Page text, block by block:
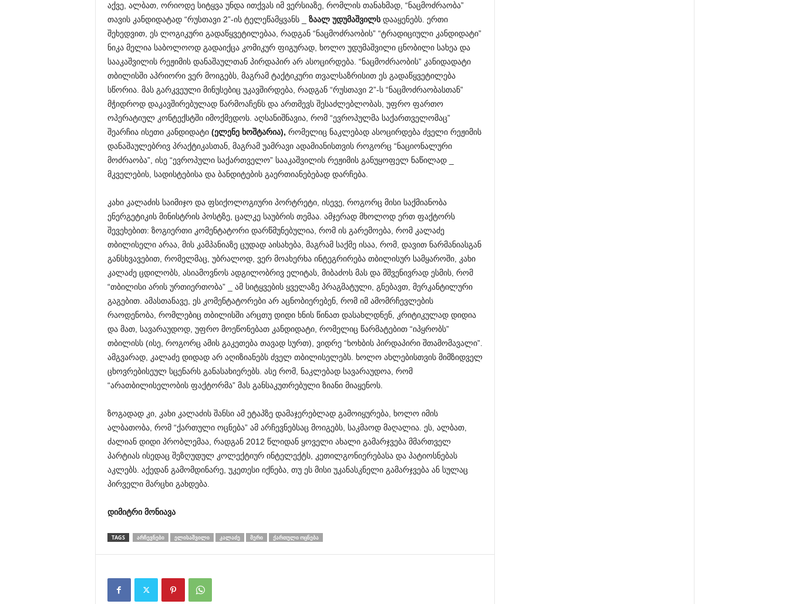
აქვე, ალბათ, ორიოდე სიტყვა უნდა ითქვას იმ ვერსიაზე, რომლის თანახმად, “ნაცმოძრაობა”
თავის კანდიდატად “რუსთავი 2”-ის ტელეწამყვანს _ ზაალ უდუმაშვილსდააყენებს. ერთი
შეხედვით, ეს ლოგიკური გადაწყვეტილებაა, რადგან “ნაცმოძრაობის” “ტრადიციული კანდიდატი”
ნიკა მელია საბოლოოდ გადაიქცა კომიკურ ფიგურად, ხოლო უდუმაშვილი ცნობილი სახეა და
სააკაშვილის რეჟიმის დანაშაულთან პირდაპირ არ ასოცირდება. “ნაცმოძრაობის” კანიდადატი
თბილისში აპრიორი ვერ მოიგებს, მაგრამ ტაქტიკური თვალსაზრისით ეს გადაწყვეტილება
სწორია. მას გარკვეული მინუსებიც უკავშირდება, რადგან “რუსთავი 2”-ს “ნაცმოძრაობასთან”
მჭიდროდ დაკავშირებულად წარმოაჩენს და ართმევს შესაძლებლობას, უფრო ფართო
ოპერატიულ კონტექსტში იმოქმედოს. აღსანიშნავია, რომ “ევროპულმა საქართველომაც”
შეარჩია ისეთი კანდიდატი (ელენე ხოშტარია), რომელიც ნაკლებად ასოცირდება ძველი რეჟიმის
დანაშაულებრივ პრაქტიკასთან, მაგრამ უამრავი ადამიანისთვის როგორც “ნაციონალური
მოძრაობა”, ისე “ევროპული საქართველო” სააკაშვილის რეჟიმის განუყოფელ ნაწილად _
მკველების, სადისტებისა და ბანდიტების გაერთიანებებად დარჩება.
კახი კალაძის საიმიჯო და ფსიქოლოგიური პორტრეტი, ისევე, როგორც მისი საქმიანობა
ენერგეტიკის მინისტრის პოსტზე, ცალკე საუბრის თემაა. ამჯერად მხოლოდ ერთ ფაქტორს
შევეხებით: ზოგიერთი კომენტატორი დარწმუნებულია, რომ ის გარემოება, რომ კალაძე
თბილისელი არაა, მის კამპანიაზე ცუდად აისახება, მაგრამ საქმე ისაა, რომ, დავით ნარმანიასგან
განსხვავებით, რომელმაც, უბრალოდ, ვერ მოახერხა ინტეგრირება თბილისურ სამყაროში, კახი
კალაძე ცდილობს, ასიამოვნოს ადგილობრივ ელიტას, მიბაძოს მას და მშვენივრად ესმის, რომ
“თბილისი არის ურთიერთობა” _ ამ სიტყვების ყველაზე პრაგმატული, გნებავთ, მერკანტილური
გაგებით. ამასთანავე, ეს კომენტატორები არ აცნობიერებენ, რომ იმ ამომრჩევლების
რაოდენობა, რომლებიც თბილისში არცთუ დიდი ხნის წინათ დასახლდნენ, კრიტიკულად დიდია
და მათ, სავარაუდოდ, უფრო მოეწონებათ კანდიდატი, რომელიც წარმატებით “იპყრობს”
თბილისს (ისე, როგორც ამის გაკეთება თავად სურთ), ვიდრე “ხოხბის პირდაპირი შთამომავალი”.
ამგვარად, კალაძე დიდად არ აღიზიანებს ძველ თბილისელებს. ხოლო ახლებისთვის მიმზიდველ
ცხოვრებისეულ სცენარს განასახიერებს. ასე რომ, ნაკლებად სავარაუდოა, რომ
“არათბილისელობის ფაქტორმა” მას განსაკუთრებული ზიანი მიაყენოს.
ზოგადად კი, კახი კალაძის შანსი ამ ეტაპზე დამაჯერებლად გამოიყურება, ხოლო იმის
ალბათობა, რომ “ქართული ოცნება” ამ არჩევნებსაც მოიგებს, საკმაოდ მაღალია. ეს, ალბათ,
ძალიან დიდი პრობლემაა, რადგან 2012 წლიდან ყოველი ახალი გამარჯვება მმართველ
პარტიას ისედაც შეზღუდულ კოლექტიურ ინტელექტს, კეთილგონიერებასა და პატიოსნებას
აკლებს. აქედან გამომდინარე, უკეთესი იქნება, თუ ეს მისი უკანასკნელი გამარჯვება ან სულაც
პირველი მარცხი გახდება.
დიმიტრი მონიავა
TAGS ᲐᲠᲩᲔᲕᲜᲔᲑᲘ ᲔᲚᲘᲡᲐᲨᲕᲘᲚᲘ ᲙᲐᲚᲐᲫᲔ ᲛᲔᲠᲘ ᲥᲐᲠᲗᲣᲚᲘ ᲝᲪᲜᲔᲑᲐ